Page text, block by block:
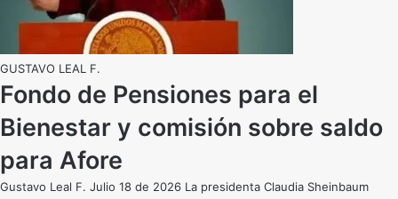
GUSTAVO LEAL F.
Fondo de Pensiones para el
Bienestar y comisión sobre saldo
para Afore
Gustavo Leal F. Julio 18 de 2026 La presidenta Claudia Sheinbaum